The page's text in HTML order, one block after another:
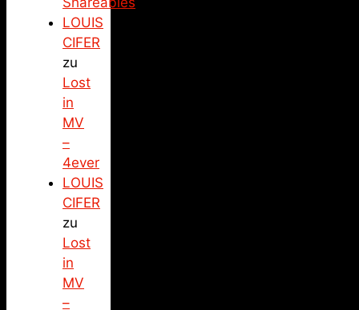
LOUIS
CIFER
zu
Lost
in
MV
–
4ever
LOUIS
CIFER
zu
Lost
in
MV
–